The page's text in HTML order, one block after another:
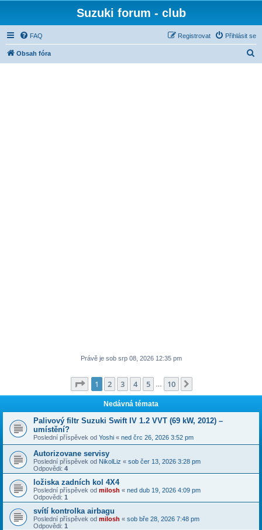
Suzuki forum - club
FAQ Přihlásit se
Registrovat
Obsah fóra
Právě je sob srp 08, 2026 12:35 pm
Stránka z 10
1 2 3 4 5 10
Nedávná témata
Palivový filtr Suzuki Swift IV 1.2 VVT (69 kW, 2012) –
umístění?
Poslední příspěvek od Yoshi « ned črc 26, 2026 3:52 pm
Autorizovane servisy
Poslední příspěvek od NikolLiz « sob čer 13, 2026 3:28 pm
Odpovědi: 4
ložiska zadních kol 4X4
Poslední příspěvek od milosh « ned dub 19, 2026 4:09 pm
Odpovědi: 1
svítí kontrolka airbagu
Poslední příspěvek od milosh « sob bře 28, 2026 7:48 pm
Odpovědi: 1